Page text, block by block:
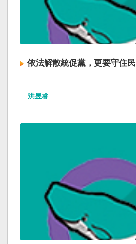
依法解散統促黨，更要守住
洪昱睿